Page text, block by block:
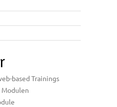
based Trainings